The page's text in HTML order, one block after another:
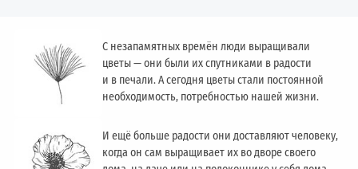
С незапамятных времён люди выращивали
цветы — они были их спутниками в радости
и в печали. А сегодня цветы стали постоянной
необходимость, потребностью нашей жизни.
И ещё больше радости они доставляют человеку,
когда он сам выращивает их во дворе своего